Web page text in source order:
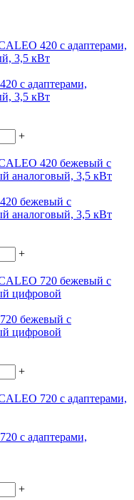
с адаптерами,
3,5 кВт
+
бежевый с
аналоговый, 3,5 кВт
+
бежевый с
цифровой
+
с адаптерами,
+